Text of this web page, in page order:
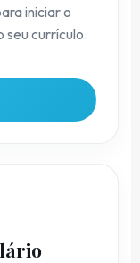
iniciar o
seu currículo.